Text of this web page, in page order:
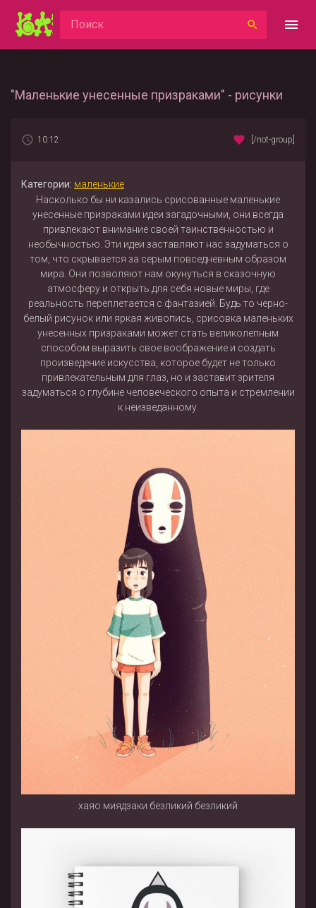
"Маленькие унесенные призраками" - рисунки
10:12 [/not-group]
Категории: маленькие
Насколько бы ни казались срисованные маленькие
унесенные призраками идеи загадочными, они всегда
привлекают внимание своей таинственностью и
необычностью. Эти идеи заставляют нас задуматься о
том, что скрывается за серым повседневным образом
мира. Они позволяют нам окунуться в сказочную
атмосферу и открыть для себя новые миры, где
реальность переплетается с фантазией. Будь то черно-
белый рисунок или яркая живопись, срисовка маленьких
унесенных призраками может стать великолепным
способом выразить свое воображение и создать
произведение искусства, которое будет не только
привлекательным для глаз, но и заставит зрителя
задуматься о глубине человеческого опыта и стремлении
к неизведанному.
хаяо миядзаки безликий безликий